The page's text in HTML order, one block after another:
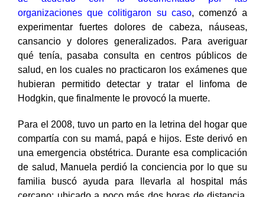
de acuerdo con lo documentado por las
organizaciones que colitigaron su caso , comenzó a
experimentar fuertes dolores de cabeza, náuseas,
cansancio y dolores generalizados. Para averiguar
qué tenía, pasaba consulta en centros públicos de
salud, en los cuales no practicaron los exámenes que
hubieran permitido detectar y tratar el linfoma de
Hodgkin, que finalmente le provocó la muerte.
Para el 2008, tuvo un parto en la letrina del hogar que
compartía con su mamá, papá e hijos. Este derivó en
una emergencia obstétrica. Durante esa complicación
de salud, Manuela perdió la conciencia por lo que su
familia buscó ayuda para llevarla al hospital más